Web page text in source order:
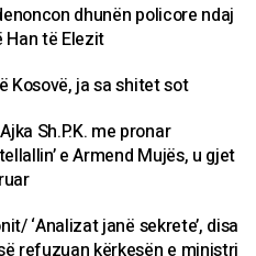
dhunën policore ndaj
Han të Elezit
Kosovë, ja sa shitet sot
Sh.P.K. me pronar
e Armend Mujës, u gjet
‘Analizat janë sekrete’, disa
refuzuan kërkesën e ministri